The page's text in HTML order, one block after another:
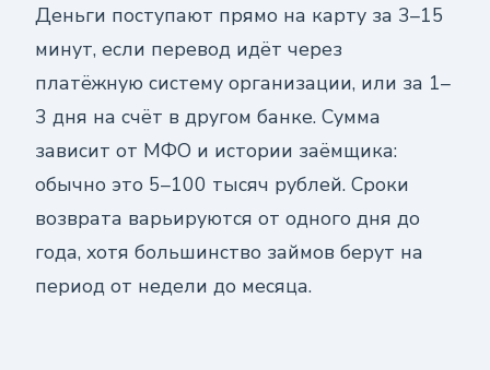
Деньги поступают прямо на карту за 3–15
минут, если перевод идёт через
платёжную систему организации, или за 1–
3 дня на счёт в другом банке. Сумма
зависит от МФО и истории заёмщика:
обычно это 5–100 тысяч рублей. Сроки
возврата варьируются от одного дня до
года, хотя большинство займов берут на
период от недели до месяца.